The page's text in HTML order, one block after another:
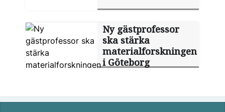
Ny gästprofessor
ska stärka
materialforskningen
i Göteborg